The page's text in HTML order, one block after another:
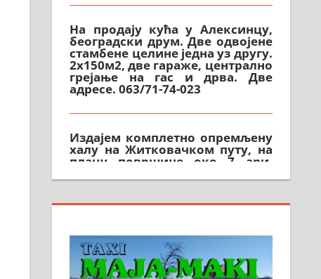
На продају кућа у Алексинцу,
београдски друм. Две одвојене
стамбене целине једна уз другу.
2х150м2, две гараже, централно
грејање на гас и дрва. Две
адресе. 063/71-74-023
Издајем комплетно опремљену
халу на Житковачком путу, на
плацу површине око 7 ари.
064/321-80-51; 063/102-35-25
На продају легализована, нова,
Зеленом виру у Алексинцу.
Могућа замена. 064/21-63-584